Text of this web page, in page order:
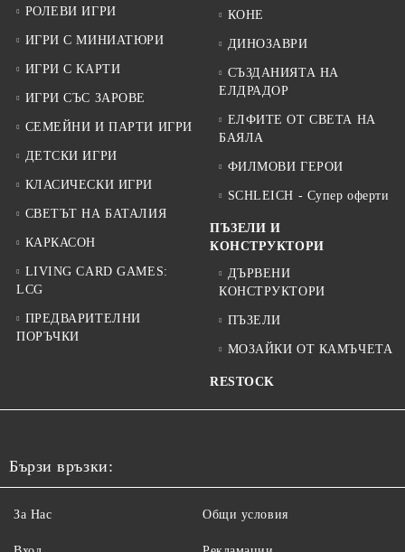
РОЛЕВИ ИГРИ
ИГРИ С МИНИАТЮРИ
ИГРИ С КАРТИ
ИГРИ СЪС ЗАРОВЕ
СЕМЕЙНИ И ПАРТИ ИГРИ
ДЕТСКИ ИГРИ
КЛАСИЧЕСКИ ИГРИ
СВЕТЪТ НА БАТАЛИЯ
КАРКАСОН
LIVING CARD GAMES:
LCG
ПРЕДВАРИТЕЛНИ
ПОРЪЧКИ
КОНЕ
ДИНОЗАВРИ
СЪЗДАНИЯТА НА
ЕЛДРАДОР
ЕЛФИТЕ ОТ СВЕТА НА
БАЯЛА
ФИЛМОВИ ГЕРОИ
SCHLEICH - Супер оферти
ПЪЗЕЛИ И
КОНСТРУКТОРИ
ДЪРВЕНИ
КОНСТРУКТОРИ
ПЪЗЕЛИ
МОЗАЙКИ ОТ КАМЪЧЕТА
RESTOCK
Бързи връзки:
За Нас Общи условия